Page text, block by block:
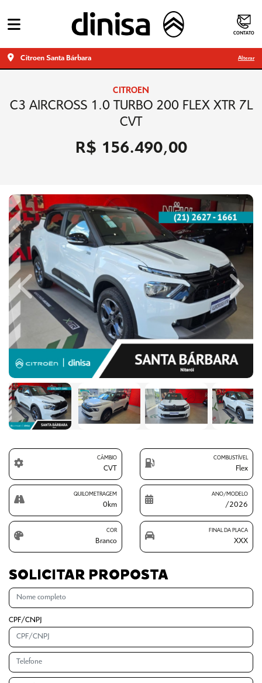
CONTATO
Citroen Santa Bárbara Alterar
CITROEN
C3 AIRCROSS 1.0 TURBO 200 FLEX XTR 7L
CVT
R$ 156.490,00
Previous Next
CÂMBIO
CVT
COMBUSTÍVEL
Flex
QUILOMETRAGEM
0km
ANO/MODELO
/2026
COR
Branco
FINAL DA PLACA
XXX
SOLICITAR PROPOSTA
CPF/CNPJ